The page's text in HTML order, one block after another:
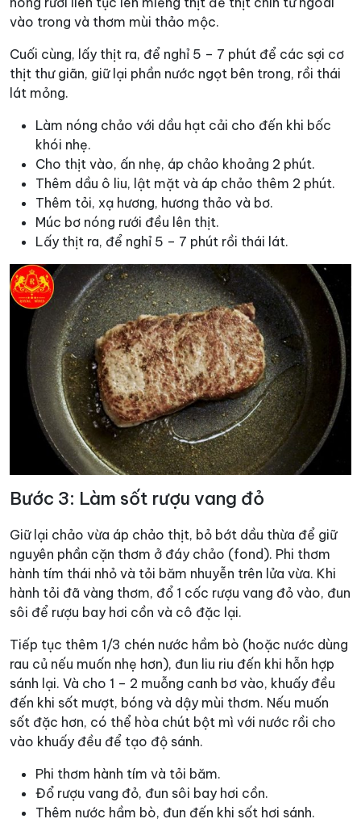
vào trong và thơm mùi thảo mộc.
Cuối cùng, lấy thịt ra, để nghỉ 5 – 7 phút để các sợi cơ
thịt thư giãn, giữ lại phần nước ngọt bên trong, rồi thái
lát mỏng.
Làm nóng chảo với dầu hạt cải cho đến khi bốc
khói nhẹ.
Cho thịt vào, ấn nhẹ, áp chảo khoảng 2 phút.
Thêm dầu ô liu, lật mặt và áp chảo thêm 2 phút.
Thêm tỏi, xạ hương, hương thảo và bơ.
Múc bơ nóng rưới đều lên thịt.
Lấy thịt ra, để nghỉ 5 – 7 phút rồi thái lát.
Bước 3: Làm sốt rượu vang đỏ
Giữ lại chảo vừa áp chảo thịt, bỏ bớt dầu thừa để giữ
nguyên phần cặn thơm ở đáy chảo (fond). Phi thơm
hành tím thái nhỏ và tỏi băm nhuyễn trên lửa vừa. Khi
hành tỏi đã vàng thơm, đổ 1 cốc rượu vang đỏ vào, đun
sôi để rượu bay hơi cồn và cô đặc lại.
Tiếp tục thêm 1/3 chén nước hầm bò (hoặc nước dùng
rau củ nếu muốn nhẹ hơn), đun liu riu đến khi hỗn hợp
sánh lại. Và cho 1 – 2 muỗng canh bơ vào, khuấy đều
đến khi sốt mượt, bóng và dậy mùi thơm. Nếu muốn
sốt đặc hơn, có thể hòa chút bột mì với nước rồi cho
vào khuấy đều để tạo độ sánh.
Phi thơm hành tím và tỏi băm.
Đổ rượu vang đỏ, đun sôi bay hơi cồn.
Thêm nước hầm bò, đun đến khi sốt hơi sánh.